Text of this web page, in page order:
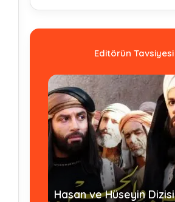
Editörün Tavsiyesi
Hasan ve Hüseyin Dizisi